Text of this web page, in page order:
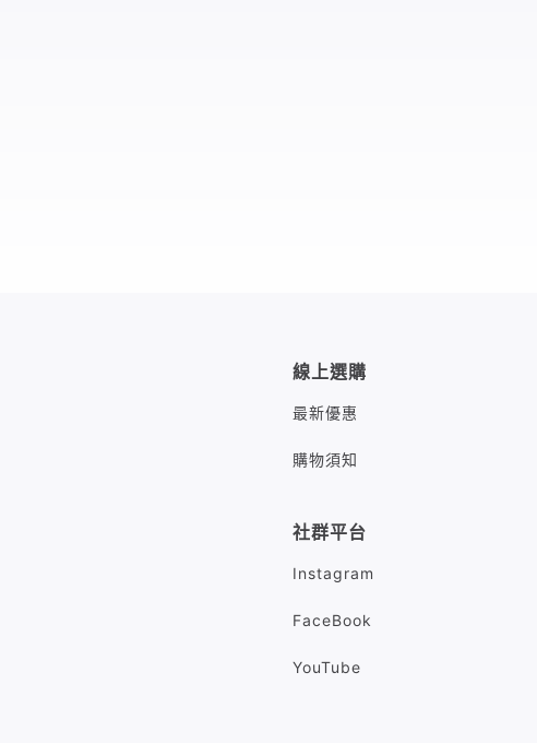
線上選購
最新優惠
購物須知
社群平台
Instagram
FaceBook
YouTube